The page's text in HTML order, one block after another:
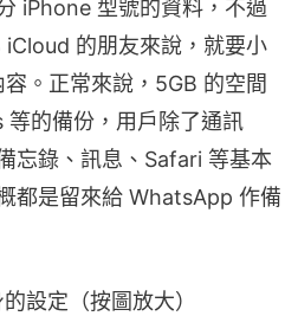
iPhone 型號的資料，不過
的朋友來說，就要小
。正常來說，5GB 的空間
的備份，用戶除了通訊
忘錄、訊息、Safari 等基本
都是留來給 WhatsApp 作備
設定（按圖放大）